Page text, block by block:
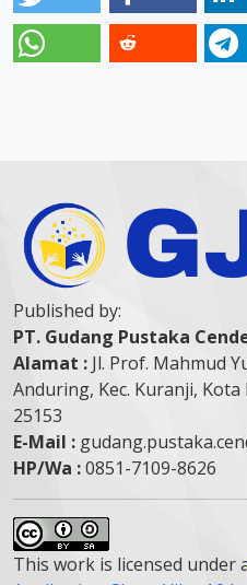
Published by:
PT. Gudang Pustaka
Alamat : Jl. Prof. Mahmud
Anduring, Kec. Kuranji,
25153
E-Mail :
HP/Wa :0851-7109-8626
This work is licensed under